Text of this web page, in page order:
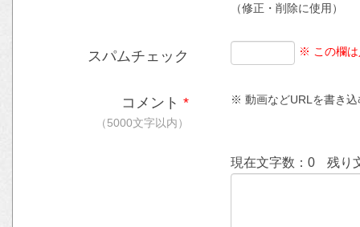
（修正・削除に使用）
スパムチェック ※ この欄は
コメント *
（5000文字以内）
※ 動画などURLを書き
現在文字数：0 残り